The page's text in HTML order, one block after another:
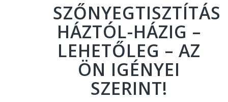
SZŐNYEGTISZTÍTÁS
HÁZTÓL-HÁZIG –
LEHETŐLEG – AZ
ÖN IGÉNYEI
SZERINT!